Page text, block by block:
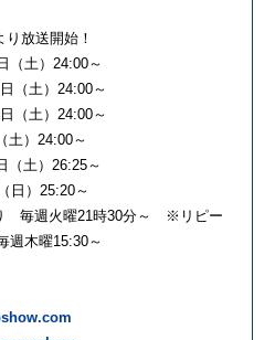
放送開始！
土）24:00～
土）24:00～
（土）24:00～
）24:00～
土）26:25～
）25:20～
週火曜21時30分～ ※リピー
週木曜15:30～